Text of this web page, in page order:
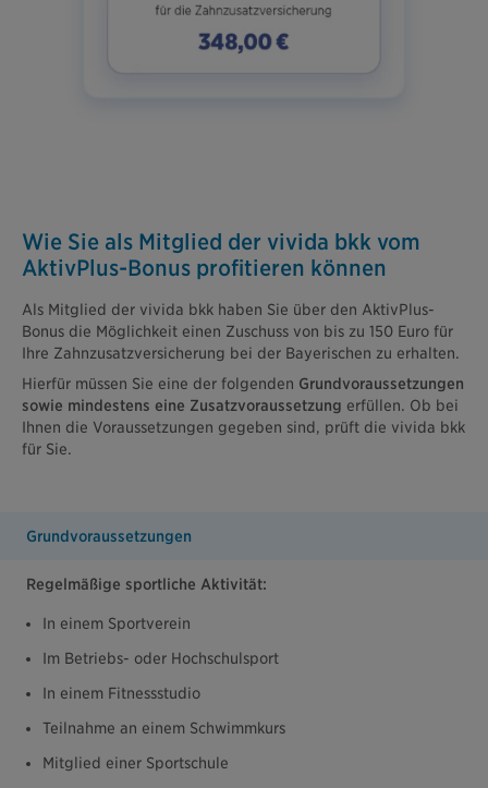
Wie Sie als Mitglied der vivida bkk vom
AktivPlus-Bonus profitieren können
Als Mitglied der vivida bkk haben Sie über den AktivPlus-
Bonus die Möglichkeit einen Zuschuss von bis zu 150 Euro für
Ihre Zahnzusatzversicherung bei der Bayerischen zu erhalten.
Hierfür müssen Sie eine der folgenden Grundvoraussetzungen
sowie mindestens eine Zusatzvoraussetzung erfüllen. Ob bei
Ihnen die Voraussetzungen gegeben sind, prüft die vivida bkk
für Sie.
Grundvoraussetzungen
Regelmäßige sportliche Aktivität:
In einem Sportverein
Im Betriebs- oder Hochschulsport
In einem Fitnessstudio
Teilnahme an einem Schwimmkurs
Mitglied einer Sportschule